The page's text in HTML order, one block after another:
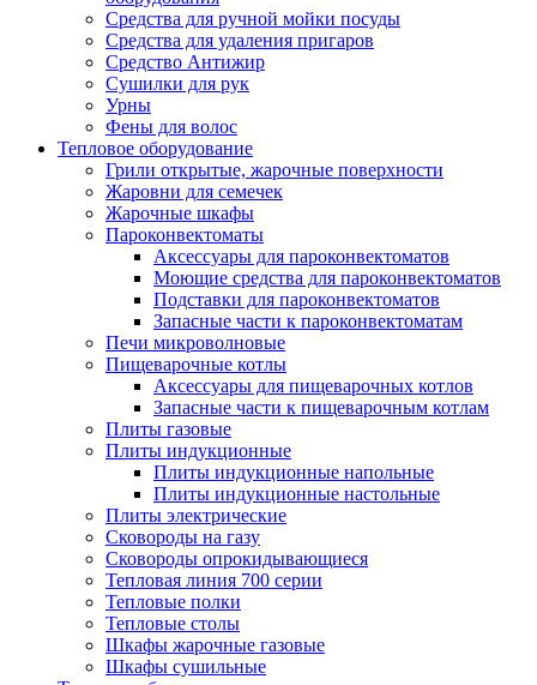
Средства для ручной мойки посуды
Средства для удаления пригаров
Средство Антижир
Сушилки для рук
Урны
Фены для волос
Тепловое оборудование
Грили открытые, жарочные поверхности
Жаровни для семечек
Жарочные шкафы
Пароконвектоматы
Аксессуары для пароконвектоматов
Моющие средства для пароконвектоматов
Подставки для пароконвектоматов
Запасные части к пароконвектоматам
Печи микроволновые
Пищеварочные котлы
Аксессуары для пищеварочных котлов
Запасные части к пищеварочным котлам
Плиты газовые
Плиты индукционные
Плиты индукционные напольные
Плиты индукционные настольные
Плиты электрические
Сковороды на газу
Сковороды опрокидывающиеся
Тепловая линия 700 серии
Тепловые полки
Тепловые столы
Шкафы жарочные газовые
Шкафы сушильные